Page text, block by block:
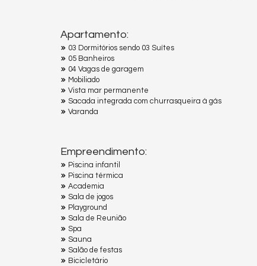
Apartamento:
03 Dormitórios sendo 03 Suítes
05 Banheiros
04 Vagas de garagem
Mobiliado
Vista mar permanente
Sacada integrada com churrasqueira à gás
Varanda
Empreendimento:
Piscina infantil
Piscina térmica
Academia
Sala de jogos
Playground
Sala de Reunião
Spa
Sauna
Salão de festas
Bicicletário